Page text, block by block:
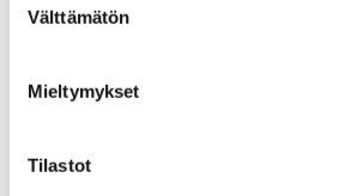
valinta
Välttämätön
Mieltymykset
Tilastot
tehty
naapureita, tulevaisuuden asumista
Kaikki kiteytyy hyvään asumiseen